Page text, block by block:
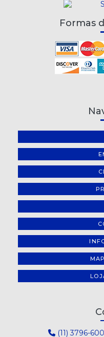
Formas
(11) 3796-